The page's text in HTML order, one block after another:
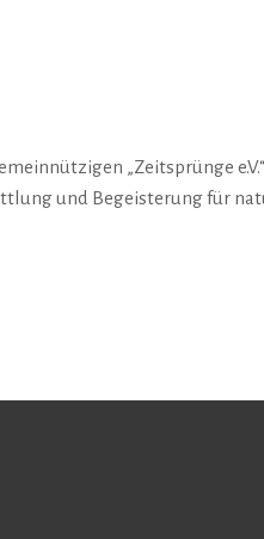
„Zeitsprünge
und Begeisterung für